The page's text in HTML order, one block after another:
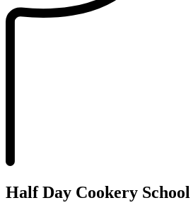
Half Day Cookery School Experience​​​​‌